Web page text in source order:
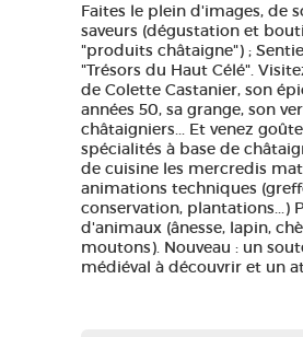
Faites le plein d'images, de
saveurs (dégustation et
"produits châtaigne") ;
"Trésors du Haut Célé".
de Colette Castanier, son
années 50, sa grange, son
châtaigniers... Et venez
spécialités à base de
de cuisine les mercredis
animations techniques
conservation, plantations...)
d'animaux (ânesse, lapin,
moutons). Nouveau : un
médiéval à découvrir et un